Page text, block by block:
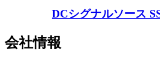
DCシグナルソース
会社情報